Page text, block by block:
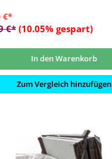
€*
€* (10.05% gespart)
In den Warenkorb
Zum Vergleich hinzufügen